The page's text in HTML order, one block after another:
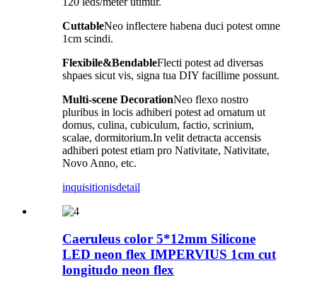
CuttableNeo inflectere habena duci potest omne
1cm scindi.
Flexibile&BendableFlecti potest ad diversas
shpaes sicut vis, signa tua DIY facillime possunt.
Multi-scene DecorationNeo flexo nostro
pluribus in locis adhiberi potest ad ornatum ut
domus, culina, cubiculum, factio, scrinium,
scalae, dormitorium.In velit detracta accensis
adhiberi potest etiam pro Nativitate, Nativitate,
Novo Anno, etc.
inquisitionisdetail
Caeruleus color 5*12mm Silicone
LED neon flex IMPERVIUS 1cm cut
longitudo neon flex